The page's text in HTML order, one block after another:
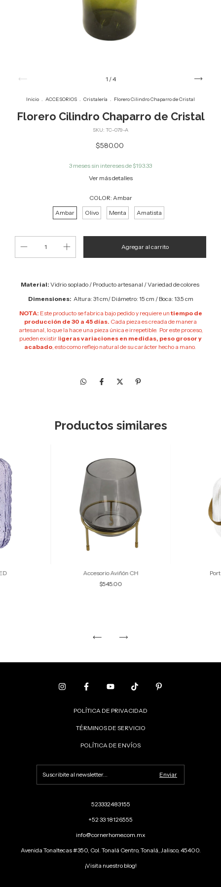
1 /4
Inicio . ACCESORIOS . Cristalería . Florero Cilindro Chaparro de Cristal
Florero Cilindro Chaparro de Cristal
SKU: TC-079-A
$580.00
3 meses sin intereses de $193.33
Ver más detalles
COLOR: Ambar
Ambar
Olivo Menta Amatista
Material: Vidrio soplado / Producto artesanal / Variedad de colores
Dimensiones: Altura: 31 cm/ Diámetro: 15 cm / Boca: 13.5 cm
NOTA: Este producto se fabrica bajo pedido y requiere untiempo de
producción de 30 a 45 días. Cada pieza es creada de manera
artesanal, lo que la hace una pieza única e irrepetible. Por este proceso,
pueden existir ligeras variaciones en medidas, peso grosor y
acabado, esto como reflejo natural de su carácter hecho a mano.
Productos similares
Accesorio Aviñón CH
$545.00
POLÍTICA DE PRIVACIDAD
TÉRMINOS DE SERVICIO
POLÍTICA DE ENVÍOS
523332483155
+52 33 18126555
info@cornerhome.com.mx
Avenida Tonaltecas #350, Col. Tonalá Centro, Tonalá, Jalisco, 45400.
¡Visita nuestro blog!